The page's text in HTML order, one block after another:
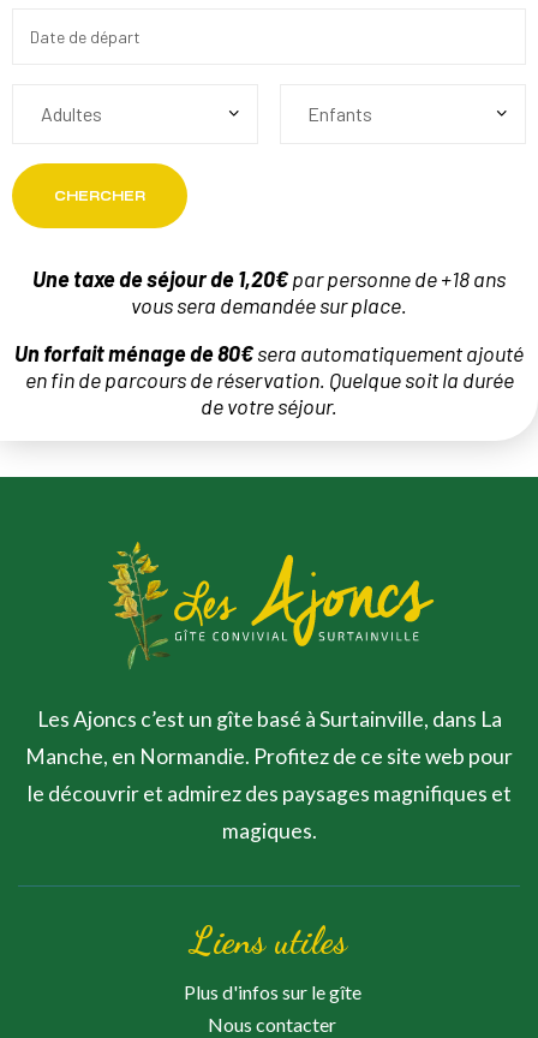
Une taxe de séjour de 1,20€par personne de +18 ans
vous sera demandée sur place.
Un forfait ménage de 80€sera automatiquement ajouté
en fin de parcours de réservation. Quelque soit la durée
de votre séjour.
Les Ajoncs c’est un gîte basé à Surtainville, dans La
Manche, en Normandie. Profitez de ce site web pour
le découvrir et admirez des paysages magnifiques et
magiques.
Liens utiles
Plus d'infos sur le gîte
Nous contacter